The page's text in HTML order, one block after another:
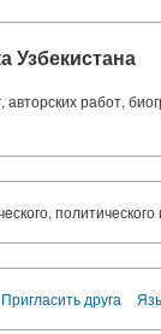
Узбекистана
авторских работ,
Пригласить друга